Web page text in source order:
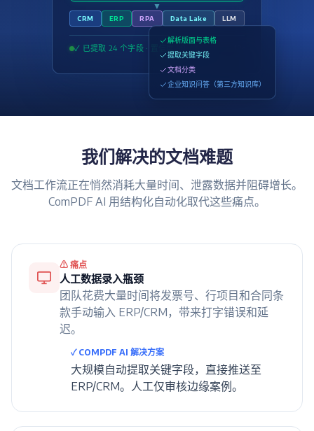
▼
CRM ERP RPA Data Lake LLM
✓ 已提取 24 个字段 · 置信度 98.7%
解析版面与表格
提取关键字段
文档分类
企业知识问答（第三方知识库）
我们解决的文档难题
文档工作流正在悄然消耗大量时间、泄露数据并阻碍增长。
ComPDF AI 用结构化自动化取代这些痛点。
⚠ 痛点
人工数据录入瓶颈
团队花费大量时间将发票号、行项目和合同条
款手动输入 ERP/CRM，带来打字错误和延
迟。
✓ COMPDF AI 解决方案
大规模自动提取关键字段，直接推送至
ERP/CRM。人工仅审核边缘案例。